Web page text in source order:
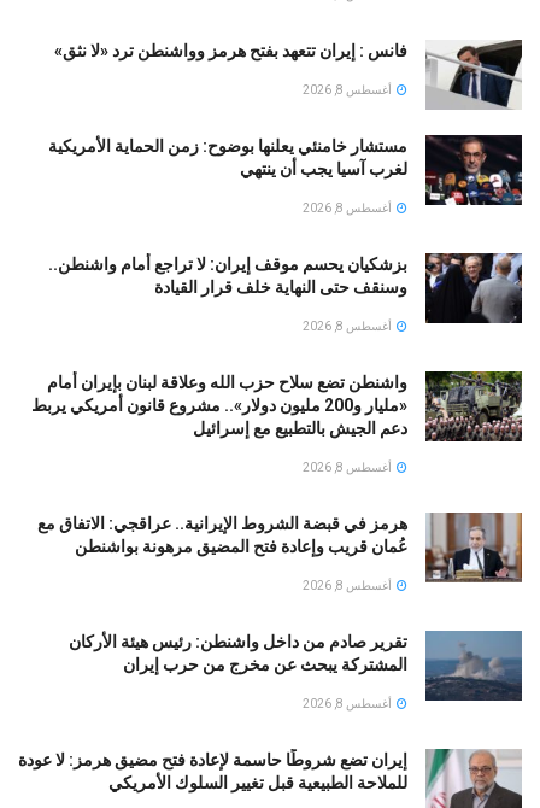
فانس : إيران تتعهد بفتح هرمز وواشنطن ترد «لا نثق»
أغسطس 8, 2026
مستشار خامنئي يعلنها بوضوح: زمن الحماية الأمريكية
لغرب آسيا يجب أن ينتهي
أغسطس 8, 2026
بزشكيان يحسم موقف إيران: لا تراجع أمام واشنطن..
وسنقف حتى النهاية خلف قرار القيادة
أغسطس 8, 2026
واشنطن تضع سلاح حزب الله وعلاقة لبنان بإيران أمام
«مليار و200 مليون دولار».. مشروع قانون أمريكي يربط
دعم الجيش بالتطبيع مع إسرائيل
أغسطس 8, 2026
هرمز في قبضة الشروط الإيرانية.. عراقجي: الاتفاق مع
عُمان قريب وإعادة فتح المضيق مرهونة بواشنطن
أغسطس 8, 2026
تقرير صادم من داخل واشنطن: رئيس هيئة الأركان
المشتركة يبحث عن مخرج من حرب إيران
أغسطس 8, 2026
إيران تضع شروطًا حاسمة لإعادة فتح مضيق هرمز: لا عودة
للملاحة الطبيعية قبل تغيير السلوك الأمريكي